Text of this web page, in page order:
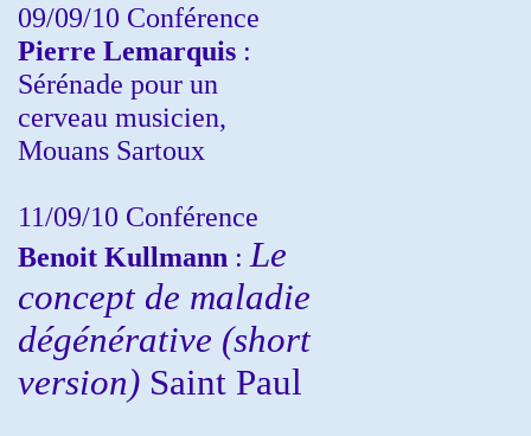
09/09/10 Conférence
Pierre Lemarquis :
Sérénade pour un
cerveau musicien,
Mouans Sartoux
11/09/10 Conférence
Benoit Kullmann : Le
concept de maladie
dégénérative (short
version) Saint Paul